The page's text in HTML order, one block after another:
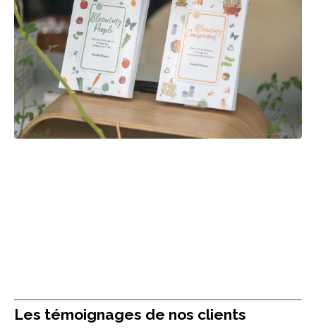
Les témoignages de nos clients